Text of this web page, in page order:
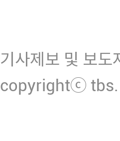
기사제보 및 보
copyrightⓒ tbs.